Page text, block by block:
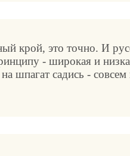
крой, это точно. И
- широкая и
шпагат садись -